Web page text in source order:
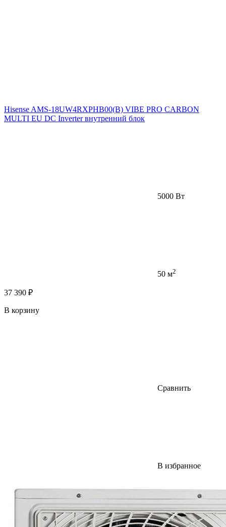
Hisense AMS-18UW4RXPHB00(B) VIBE PRO CARBON
MULTI EU DC Inverter внутренний блок
5000 Вт
50 м2
37 390 ₽
В корзину
Сравнить
В избранное